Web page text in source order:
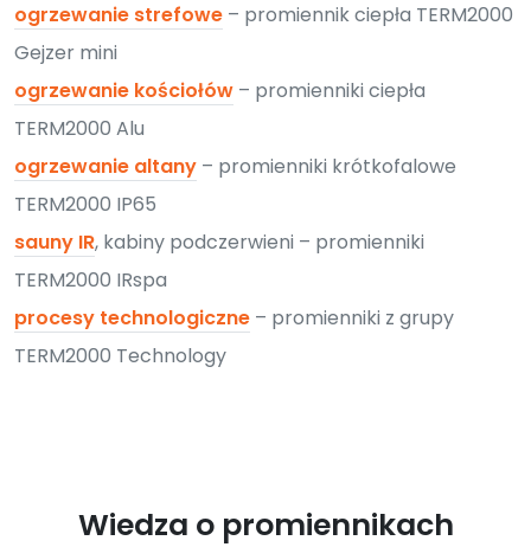
ogrzewanie strefowe – promiennik ciepła TERM2000
Gejzer mini
ogrzewanie kościołów – promienniki ciepła
TERM2000 Alu
ogrzewanie altany – promienniki krótkofalowe
TERM2000 IP65
sauny IR, kabiny podczerwieni – promienniki
TERM2000 IRspa
procesy technologiczne – promienniki z grupy
TERM2000 Technology
Wiedza o promiennikach